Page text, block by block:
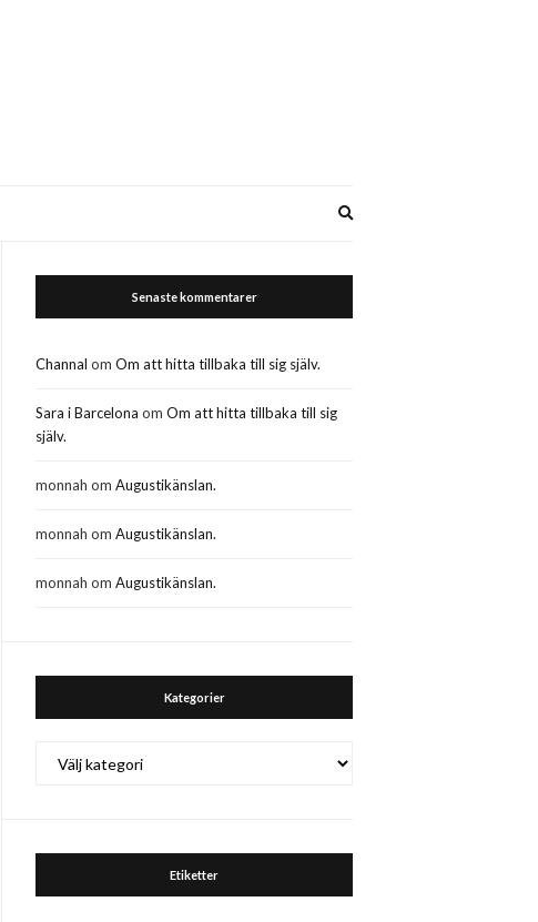
Senaste kommentarer
Channal omOm att hitta tillbaka till sig själv.
Sara i Barcelona omOm att hitta tillbaka till sig
själv.
monnah omAugustikänslan.
monnah omAugustikänslan.
monnah omAugustikänslan.
Kategorier
Etiketter